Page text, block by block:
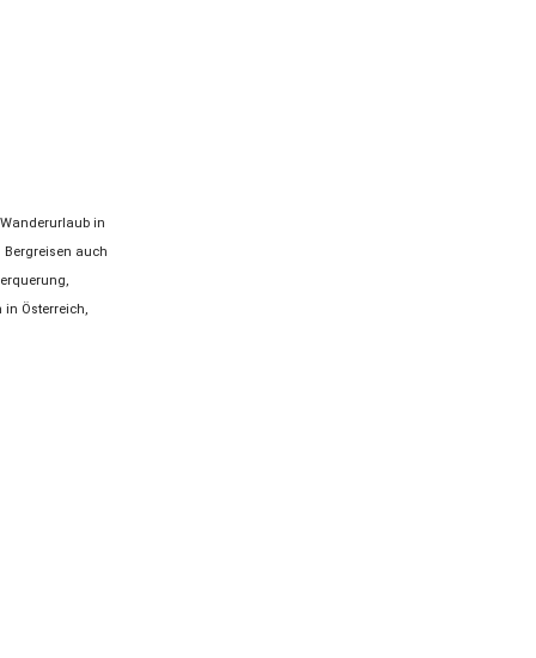
in
Bergreisen auch
in Österreich,